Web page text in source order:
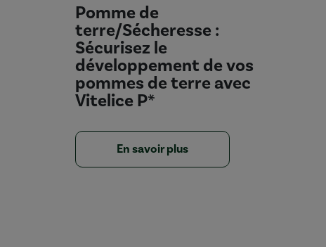
Pomme de
terre/Sécheresse :
Sécurisez le
développement de vos
pommes de terre avec
Vitelice P*
En savoir plus